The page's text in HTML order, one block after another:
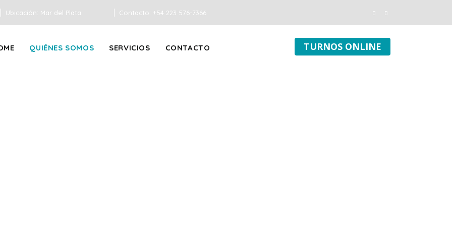
Ubicación: Mar del Plata Contacto: +54 223 576-7366
QUIÉNES SOMOS SERVICIOS CONTACTO TURNOS ONLINE